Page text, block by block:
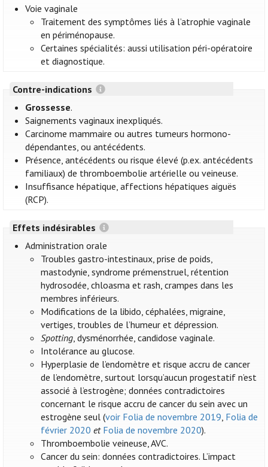
Voie vaginale
Traitement des symptômes liés à l’atrophie vaginale
en périménopause.
Certaines spécialités: aussi utilisation péri-opératoire
et diagnostique.
Contre-indications
Grossesse.
Saignements vaginaux inexpliqués.
Carcinome mammaire ou autres tumeurs hormono-
dépendantes, ou antécédents.
Présence, antécédents ou risque élevé (p.ex. antécédents
familiaux) de thromboembolie artérielle ou veineuse.
Insuffisance hépatique, affections hépatiques aiguës
(RCP).
Effets indésirables
Administration orale
Troubles gastro-intestinaux, prise de poids,
mastodynie, syndrome prémenstruel, rétention
hydrosodée, chloasma et rash, crampes dans les
membres inférieurs.
Modifications de la libido, céphalées, migraine,
vertiges, troubles de l’humeur et dépression.
Spotting, dysménorrhée, candidose vaginale.
Intolérance au glucose.
Hyperplasie de l’endomètre et risque accru de cancer
de l’endomètre, surtout lorsqu’aucun progestatif n’est
associé à l’estrogène; données contradictoires
concernant le risque accru de cancer du sein avec un
estrogène seul (voir Folia de novembre 2019, Folia de
février 2020 et Folia de novembre 2020).
Thromboembolie veineuse, AVC.
Cancer du sein: données contradictoires. L’impact